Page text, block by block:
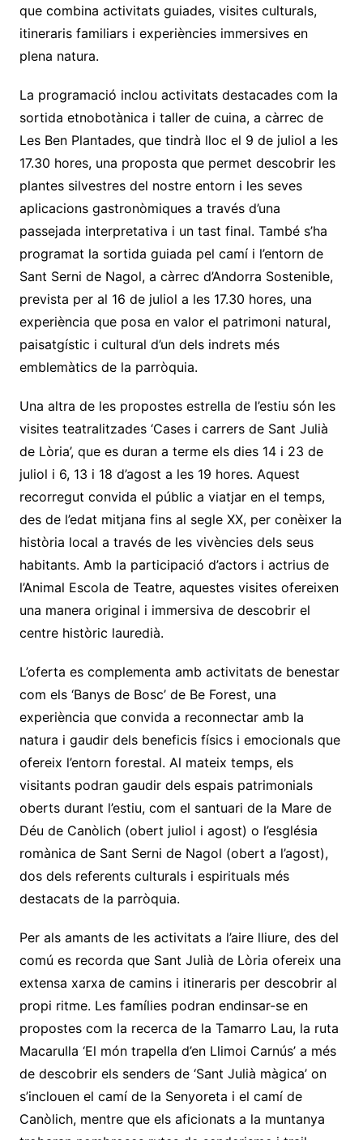
que combina activitats guiades, visites culturals,
itineraris familiars i experiències immersives en
plena natura.
La programació inclou activitats destacades com la
sortida etnobotànica i taller de cuina, a càrrec de
Les Ben Plantades, que tindrà lloc el 9 de juliol a les
17.30 hores, una proposta que permet descobrir les
plantes silvestres del nostre entorn i les seves
aplicacions gastronòmiques a través d’una
passejada interpretativa i un tast final. També s’ha
programat la sortida guiada pel camí i l’entorn de
Sant Serni de Nagol, a càrrec d’Andorra Sostenible,
prevista per al 16 de juliol a les 17.30 hores, una
experiència que posa en valor el patrimoni natural,
paisatgístic i cultural d’un dels indrets més
emblemàtics de la parròquia.
Una altra de les propostes estrella de l’estiu són les
visites teatralitzades ‘Cases i carrers de Sant Julià
de Lòria’, que es duran a terme els dies 14 i 23 de
juliol i 6, 13 i 18 d’agost a les 19 hores. Aquest
recorregut convida el públic a viatjar en el temps,
des de l’edat mitjana fins al segle XX, per conèixer la
història local a través de les vivències dels seus
habitants. Amb la participació d’actors i actrius de
l’Animal Escola de Teatre, aquestes visites ofereixen
una manera original i immersiva de descobrir el
centre històric lauredià.
L’oferta es complementa amb activitats de benestar
com els ‘Banys de Bosc’ de Be Forest, una
experiència que convida a reconnectar amb la
natura i gaudir dels beneficis físics i emocionals que
ofereix l’entorn forestal. Al mateix temps, els
visitants podran gaudir dels espais patrimonials
oberts durant l’estiu, com el santuari de la Mare de
Déu de Canòlich (obert juliol i agost) o l’església
romànica de Sant Serni de Nagol (obert a l’agost),
dos dels referents culturals i espirituals més
destacats de la parròquia.
Per als amants de les activitats a l’aire lliure, des del
comú es recorda que Sant Julià de Lòria ofereix una
extensa xarxa de camins i itineraris per descobrir al
propi ritme. Les famílies podran endinsar-se en
propostes com la recerca de la Tamarro Lau, la ruta
Macarulla ‘El món trapella d’en Llimoi Carnús’ a més
de descobrir els senders de ‘Sant Julià màgica’ on
s’inclouen el camí de la Senyoreta i el camí de
Canòlich, mentre que els aficionats a la muntanya